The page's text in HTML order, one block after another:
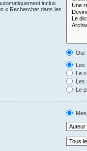
inclus
« Rechercher dans les
Oui
Les
Le
Les
Le